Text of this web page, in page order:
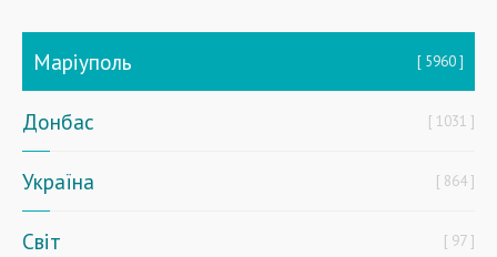
Маріуполь 5960
Донбас 1031
Україна 864
Світ 97